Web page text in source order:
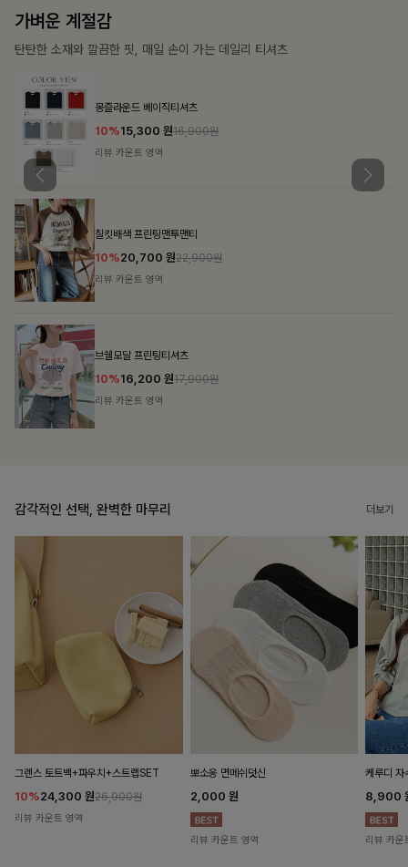
가장 쉬운 코디
특별한 날부터 일상까지 함께하는 룩
감각적인 선택, 완벽한 마무리 더보기
그렌스 토트백+파우치+스트랩SET
10%24,300 원26,900원
리뷰 카운트 영역
뽀소옹 면메쉬덧신
2,000 원
리뷰 카운트 영역
케루디 자
8,900
리뷰 카운